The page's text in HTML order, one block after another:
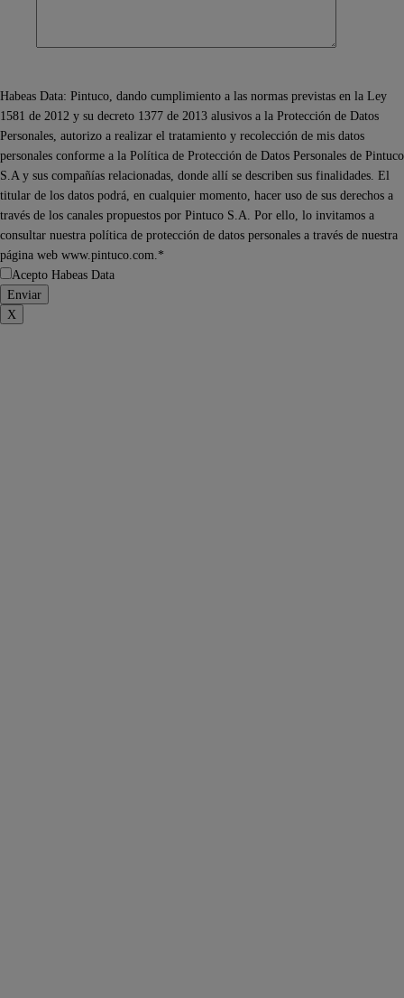
Habeas Data: Pintuco, dando cumplimiento a las normas previstas en la Ley
1581 de 2012 y su decreto 1377 de 2013 alusivos a la Protección de Datos
Personales, autorizo a realizar el tratamiento y recolección de mis datos
personales conforme a la Política de Protección de Datos Personales de Pintuco
S.A y sus compañías relacionadas, donde allí se describen sus finalidades. El
titular de los datos podrá, en cualquier momento, hacer uso de sus derechos a
través de los canales propuestos por Pintuco S.A. Por ello, lo invitamos a
consultar nuestra política de protección de datos personales a través de nuestra
página web www.pintuco.com.*
Acepto Habeas Data
X